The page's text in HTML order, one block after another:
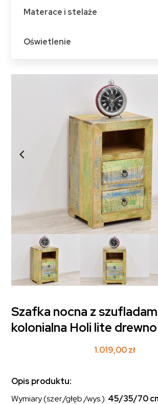
Materace i stelaże
Oświetlenie
Szafka nocna z
kolonialna Holi lite
1.019,00zł
Opis produktu:
Wymiary (szer./głęb./wys.): 45/35/70